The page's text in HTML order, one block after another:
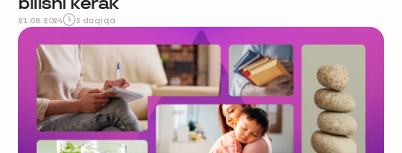
21.08.2024 5 daqiqa